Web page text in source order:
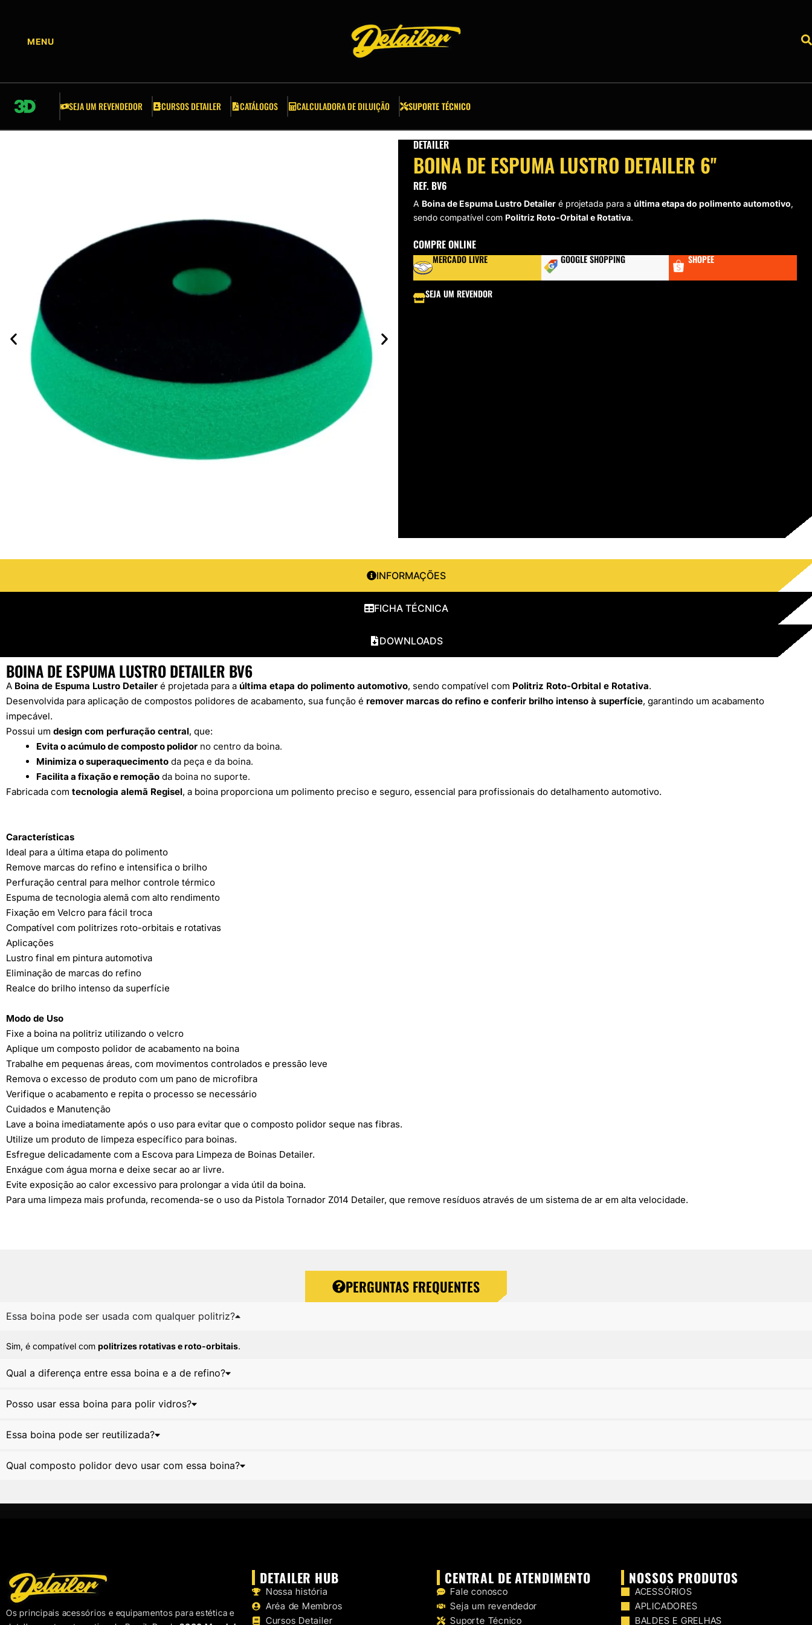
CURSOS DETAILER
APLICADORES
BALDES E GRELHAS
FERRAMENTAS AUTOMOTIVAS
LAVAGEM E HIGIENIZAÇÃO
ILUMINAÇÃO DE LED
LUVAS
MICROFIBRAS
POLIMENTO AUTOMOTIVO
PISOS MODULARES
SEJA UM REVENDEDOR CURSOS DETAILER CATÁLOGOS CALCULADORA DE DILUIÇÃO SUPORTE TÉCNICO
DETAILER
BOINA DE ESPUMA LUSTRO DETAILER 6''
REF. BV6
A Boina de Espuma Lustro Detailer é projetada para aúltima etapa do polimento automotivo,
sendo compatível com Politriz Roto-Orbital e Rotativa.
COMPRE ONLINE
MERCADO LIVRE GOOGLE SHOPPING SHOPEE
SEJA UM REVENDOR
INFORMAÇÕES
FICHA TÉCNICA
DOWNLOADS
BOINA DE ESPUMA LUSTRO DETAILER BV6
A Boina de Espuma Lustro Detailer é projetada para a última etapa do polimento automotivo, sendo compatível com Politriz Roto-Orbital e Rotativa.
Desenvolvida para aplicação de compostos polidores de acabamento, sua função é remover marcas do refino e conferir brilho intenso à superfície, garantindo um acabamento
impecável.
Possui um design com perfuração central, que:
Evita o acúmulo de composto polidor no centro da boina.
Minimiza o superaquecimento da peça e da boina.
Facilita a fixação e remoção da boina no suporte.
Fabricada com tecnologia alemã Regisel, a boina proporciona um polimento preciso e seguro, essencial para profissionais do detalhamento automotivo.
Características
Ideal para a última etapa do polimento
Remove marcas do refino e intensifica o brilho
Perfuração central para melhor controle térmico
Espuma de tecnologia alemã com alto rendimento
Fixação em Velcro para fácil troca
Compatível com politrizes roto-orbitais e rotativas
Aplicações
Lustro final em pintura automotiva
Eliminação de marcas do refino
Realce do brilho intenso da superfície
Modo de Uso
Fixe a boina na politriz utilizando o velcro
Aplique um composto polidor de acabamento na boina
Trabalhe em pequenas áreas, com movimentos controlados e pressão leve
Remova o excesso de produto com um pano de microfibra
Verifique o acabamento e repita o processo se necessário
Cuidados e Manutenção
Lave a boina imediatamente após o uso para evitar que o composto polidor seque nas fibras.
Utilize um produto de limpeza específico para boinas.
Esfregue delicadamente com a Escova para Limpeza de Boinas Detailer.
Enxágue com água morna e deixe secar ao ar livre.
Evite exposição ao calor excessivo para prolongar a vida útil da boina.
Para uma limpeza mais profunda, recomenda-se o uso da Pistola Tornador Z014 Detailer, que remove resíduos através de um sistema de ar em alta velocidade.
PERGUNTAS FREQUENTES
Essa boina pode ser usada com qualquer politriz?
Sim, é compatível com politrizes rotativas e roto-orbitais.
Qual a diferença entre essa boina e a de refino?
Posso usar essa boina para polir vidros?
Essa boina pode ser reutilizada?
Qual composto polidor devo usar com essa boina?
Os principais acessórios e equipamentos para estética e
DETAILER HUB
Nossa história
Aréa de Membros
Cursos Detailer
CENTRAL DE ATENDIMENTO
Fale conosco
Seja um revendedor
Suporte Técnico
NOSSOS PRODUTOS
ACESSÓRIOS
APLICADORES
BALDES E GRELHAS